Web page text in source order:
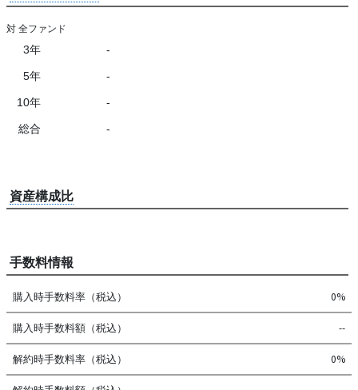
対 全ファンド
3年 -
5年 -
10年 -
総合 -
資産構成比
手数料情報
購入時手数料率（税込） 0%
購入時手数料額（税込） --
解約時手数料率（税込） 0%